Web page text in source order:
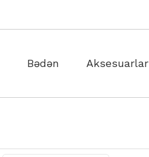
Bədən Aksesuarlar